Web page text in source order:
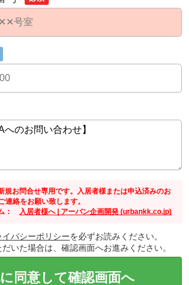
規お問合せ専用です。入居者様または申込済みのお
連絡をお願い致します。
： 入居者様へ | アーバン企画開発 (urbankk.co.jp)
イバシーポリシーを必ずお読みください。
だいた場合は、確認画面へお進みください。
同意して確認画面へ